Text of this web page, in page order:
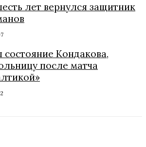
лет вернулся защитник
состояние Кондакова,
после матча